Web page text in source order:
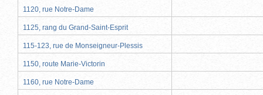
1120, rue Notre-Dame
1125, rang du Grand-Saint-Esprit
115-123, rue de Monseigneur-Plessis
1150, route Marie-Victorin
1160, rue Notre-Dame